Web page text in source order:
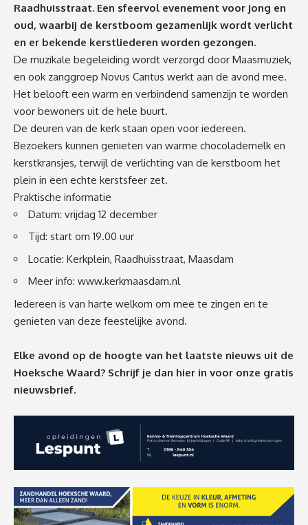
Raadhuisstraat. Een sfeervol evenement voor jong en
oud, waarbij de kerstboom gezamenlijk wordt verlicht
en er bekende kerstliederen worden gezongen.
De muzikale begeleiding wordt verzorgd door Maasmuziek,
en ook zanggroep Novus Cantus werkt aan de avond mee.
Het belooft een warm en verbindend samenzijn te worden
voor bewoners uit de hele buurt.
De deuren van de kerk staan open voor iedereen.
Bezoekers kunnen genieten van warme chocolademelk en
kerstkransjes, terwijl de verlichting van de kerstboom het
plein in een echte kerstsfeer zet.
Praktische informatie
Datum: vrijdag 12 december
Tijd: start om 19.00 uur
Locatie: Kerkplein, Raadhuisstraat, Maasdam
Meer info: www.kerkmaasdam.nl
Iedereen is van harte welkom om mee te zingen en te
genieten van deze feestelijke avond.
Elke avond op de hoogte van het laatste nieuws uit de
Hoeksche Waard? Schrijf je dan hier in voor onze gratis
nieuwsbrief.